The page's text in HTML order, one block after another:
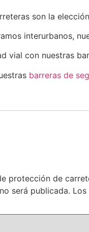
son la
interurbanos,
vial con nuestras
barreras de
protección de
será publicada.